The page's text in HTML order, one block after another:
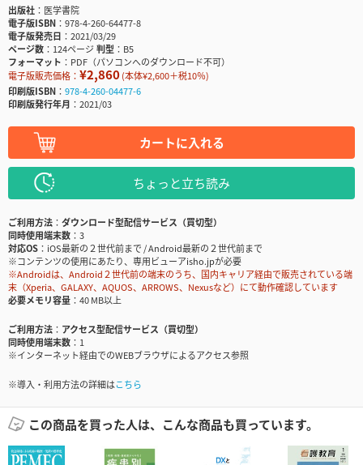
出版社
医学書院
電子版ISBN
978-4-260-64477-8
電子版発売日
2021/03/29
ページ数
124ページ判型
B5
フォーマット
PDF（パソコンへのダウンロード不可）
電子版販売価格： ¥2,860(本体¥2,600＋税10％)
印刷版ISBN
978-4-260-04477-6
印刷版発行年月
2021/03
カートに入れる
ちょっと立ち読み
ご利用方法
ダウンロード型配信サービス（買切型）
同時使用端末数
3
対応OS
iOS最新の２世代前まで / Android最新の２世代前まで
※コンテンツの使用にあたり、専用ビューアisho.jpが必要
※Androidは、Android２世代前の端末のうち、国内キャリア経由で販売されている端
末（Xperia、GALAXY、AQUOS、ARROWS、Nexusなど）にて動作確認しています
必要メモリ容量
40 MB以上
ご利用方法
アクセス型配信サービス（買切型）
同時使用端末数
1
※インターネット経由でのWEBブラウザによるアクセス参照
※導入・利用方法の詳細はこちら
この商品を買った人は、こんな商品も買っています。